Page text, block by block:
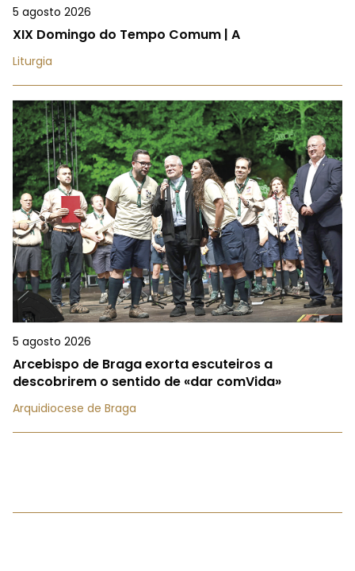
5 agosto 2026
XIX Domingo do Tempo Comum | A
Liturgia
5 agosto 2026
Arcebispo de Braga exorta escuteiros a
descobrirem o sentido de «dar comVida»
Arquidiocese de Braga